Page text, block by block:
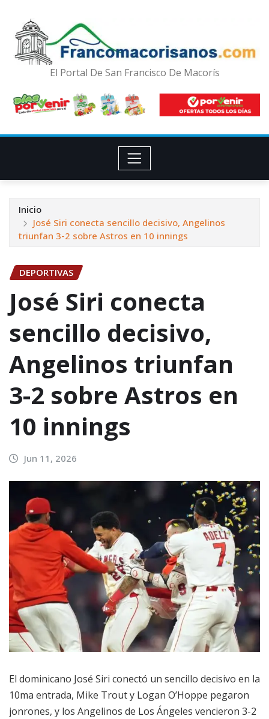
El Portal De San Francisco De Macorís
Inicio
José Siri conecta sencillo decisivo, Angelinos
triunfan 3-2 sobre Astros en 10 innings
DEPORTIVAS
José Siri conecta
sencillo decisivo,
Angelinos triunfan
3-2 sobre Astros en
10 innings
Jun 11, 2026
El dominicano José Siri conectó un sencillo decisivo en la
10ma entrada, Mike Trout y Logan O’Hoppe pegaron
jonrones, y los Angelinos de Los Ángeles vencieron 3-2